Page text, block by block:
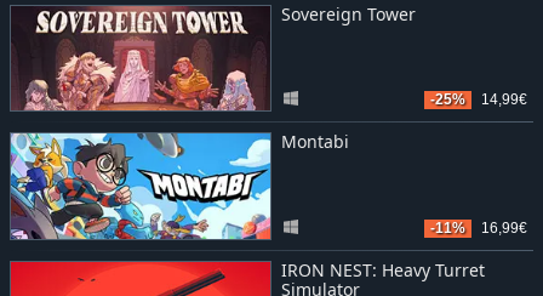
Sovereign Tower
-25% 14,99€
Montabi
-11% 16,99€
IRON NEST: Heavy Turret
Simulator